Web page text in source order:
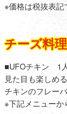
※価格は税抜表記
チーズ料理
■UFOチキン 1
見た目も楽しめ
チキンのフレー
※下記メニューか